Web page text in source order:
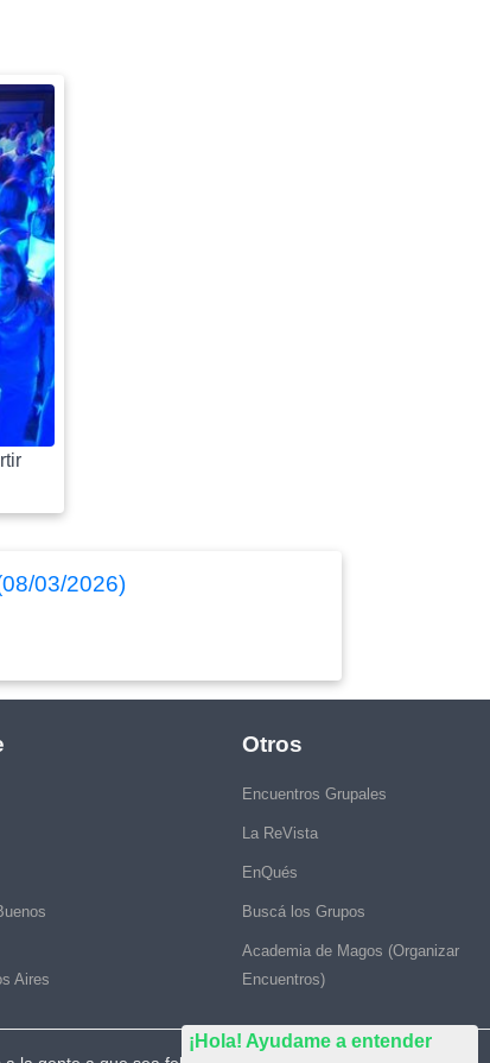
¡Hola! Ayudame a entender
03/2026)
Aires
Otros
Encuentros Grupales
La ReVista
EnQués
Buscá los Grupos
Academia de Magos (Organizar
Encuentros)